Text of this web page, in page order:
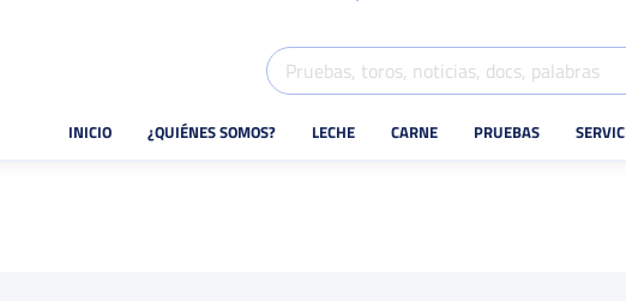
INICIO ¿QUIÉNES SOMOS? LECHE CARNE PRUEBAS